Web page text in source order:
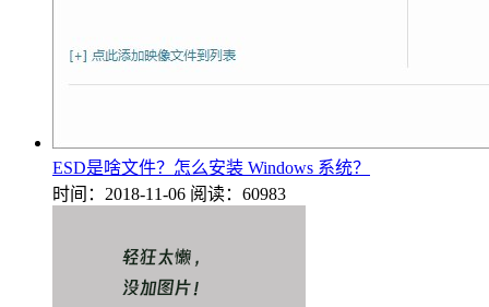
ESD是啥文件？怎么安装 Windows 系统？
时间：2018-11-06 阅读：60983